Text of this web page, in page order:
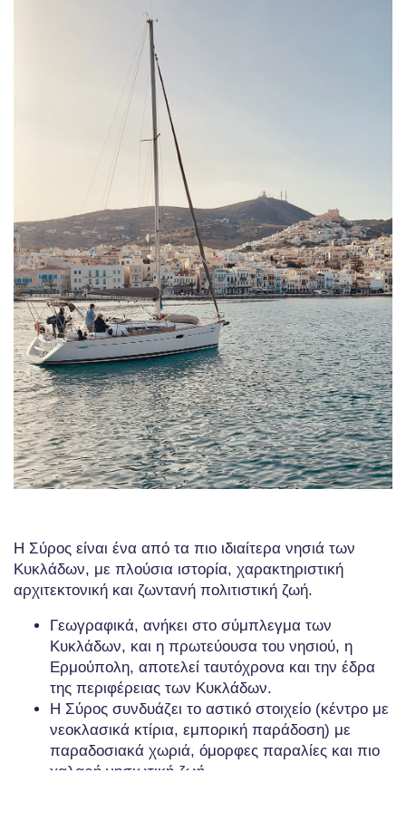
Η Σύρος είναι ένα από τα πιο ιδιαίτερα νησιά των
Κυκλάδων, με πλούσια ιστορία, χαρακτηριστική
αρχιτεκτονική και ζωντανή πολιτιστική ζωή.
Γεωγραφικά, ανήκει στο σύμπλεγμα των
Κυκλάδων, και η πρωτεύουσα του νησιού, η
Ερμούπολη, αποτελεί ταυτόχρονα και την έδρα
της περιφέρειας των Κυκλάδων.
Η Σύρος συνδυάζει το αστικό στοιχείο (κέντρο με
νεοκλασικά κτίρια, εμπορική παράδοση) με
παραδοσιακά χωριά, όμορφες παραλίες και πιο
χαλαρή νησιωτική ζωή.